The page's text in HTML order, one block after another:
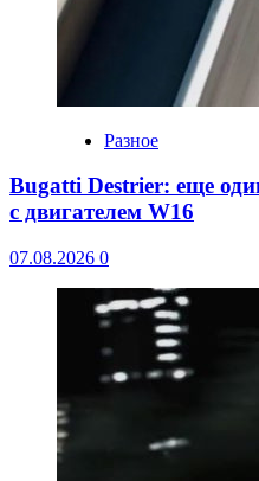
Разное
Bugatti Destrier: еще
с двигателем W16
07.08.2026 0